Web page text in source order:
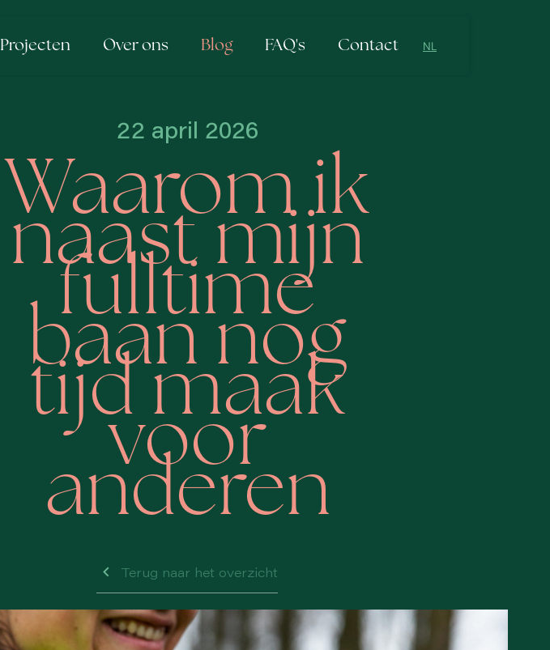
Projecten Over ons Blog FAQ's Contact
NL
22 april 2026
Waarom ik
naast mijn
fulltime
baan nog
tijd maak
voor
anderen
Terug naar het overzicht